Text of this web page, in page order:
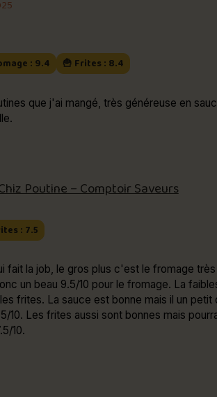
: 9.4 🍟 Frites : 8.4
que j'ai mangé, très généreuse en sauce et
Poutine – Comptoir Saveurs
: 7.5
fait la job, le gros plus c'est le fromage
un beau 9.5/10 pour le fromage. La
frites. La sauce est bonne mais il un petit
10. Les frites aussi sont bonnes mais
10.